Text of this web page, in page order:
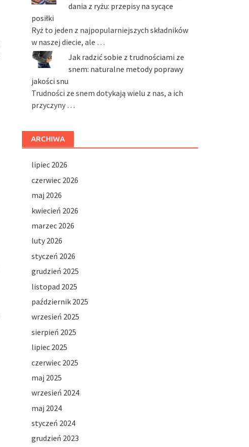
dania z ryżu: przepisy na sycące
posiłki
Ryż to jeden z najpopularniejszych składników
w naszej diecie, ale …
Jak radzić sobie z trudnościami ze
snem: naturalne metody poprawy
jakości snu
Trudności ze snem dotykają wielu z nas, a ich
przyczyny …
ARCHIWA
lipiec 2026
czerwiec 2026
maj 2026
kwiecień 2026
marzec 2026
luty 2026
styczeń 2026
grudzień 2025
listopad 2025
październik 2025
wrzesień 2025
sierpień 2025
lipiec 2025
czerwiec 2025
maj 2025
wrzesień 2024
maj 2024
styczeń 2024
grudzień 2023